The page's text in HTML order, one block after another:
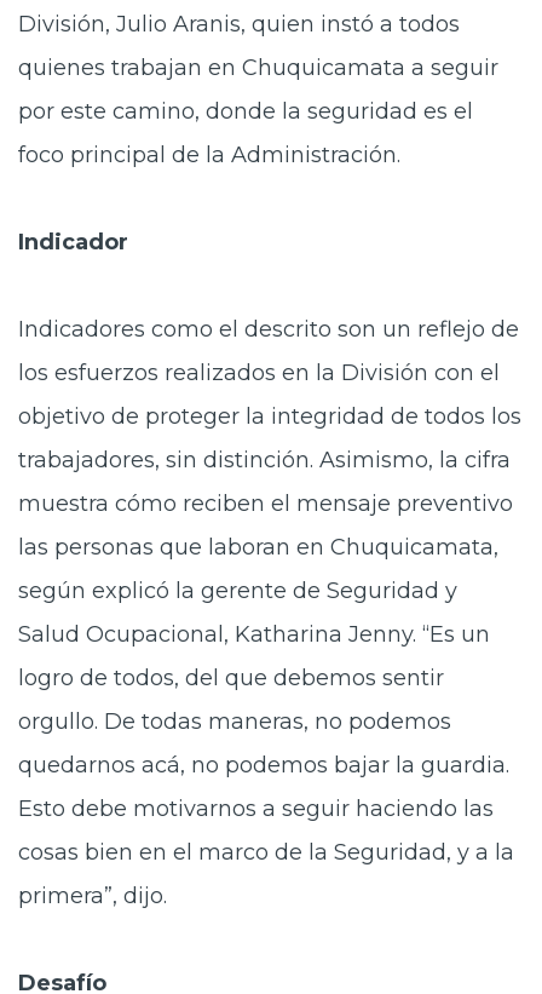
División, Julio Aranis, quien instó a todos
quienes trabajan en Chuquicamata a seguir
por este camino, donde la seguridad es el
foco principal de la Administración.
Indicador
Indicadores como el descrito son un reflejo de
los esfuerzos realizados en la División con el
objetivo de proteger la integridad de todos los
trabajadores, sin distinción. Asimismo, la cifra
muestra cómo reciben el mensaje preventivo
las personas que laboran en Chuquicamata,
según explicó la gerente de Seguridad y
Salud Ocupacional, Katharina Jenny. “Es un
logro de todos, del que debemos sentir
orgullo. De todas maneras, no podemos
quedarnos acá, no podemos bajar la guardia.
Esto debe motivarnos a seguir haciendo las
cosas bien en el marco de la Seguridad, y a la
primera”, dijo.
Desafío